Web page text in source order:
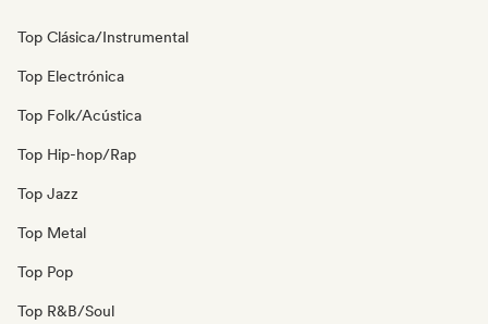
Top Clásica/Instrumental
Top Electrónica
Top Folk/Acústica
Top Hip-hop/Rap
Top Jazz
Top Metal
Top Pop
Top R&B/Soul